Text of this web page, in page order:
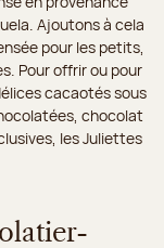
Ajoutons à cela
pour les petits,
Pour offrir ou pour
cacaotés sous
chocolat
les Juliettes